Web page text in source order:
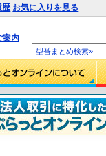
歴 お気に入りを見る
案内
型番まとめ検索»